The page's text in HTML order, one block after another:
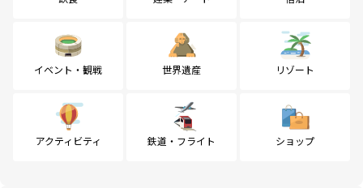
イベント・観戦 世界遺産 リゾート
アクティビティ 鉄道・フライト ショップ